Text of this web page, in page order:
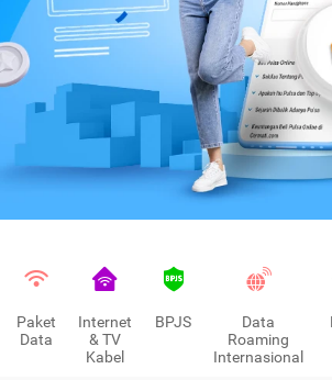
Paket
Data
Internet
& TV
Kabel
BPJS
Data
Roaming
Internasional